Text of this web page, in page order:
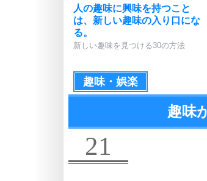
人の趣味に興味を持つこと
は、新しい趣味の入り口にな
る。
新しい趣味を見つける30の方法
趣味・娯楽
趣味
21